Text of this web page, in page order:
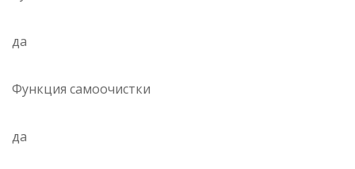
да
Функция самоочистки
да